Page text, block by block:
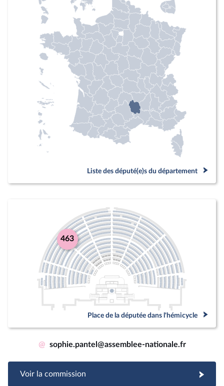
Liste des député(e)s du département
463
Place de la députée dans l'hémicycle
@ sophie.pantel@assemblee-nationale.fr
Voir la commission